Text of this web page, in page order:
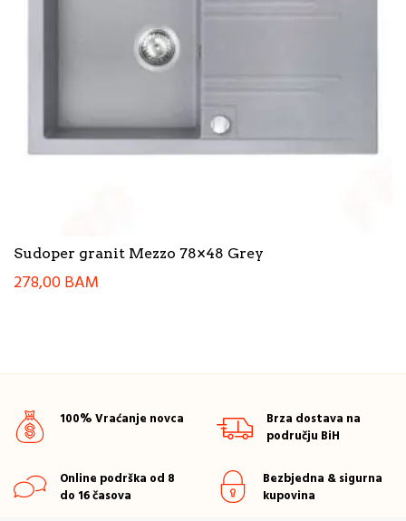
Sudoper granit Mezzo 78×48 Grey
278,00BAM
100% Vraćanje novca
Brza dostava na
području BiH
Online podrška od 8
do 16 časova
Bezbjedna & sigurna
kupovina